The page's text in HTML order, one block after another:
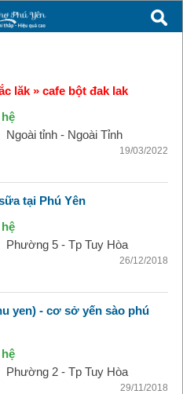
lăk » cafe bột đak lak
Ngoài tỉnh - Ngoài Tỉnh
19/03/2022
tại Phú Yên
Phường 5 - Tp Tuy Hòa
26/12/2018
yen) - cơ sở yến sào phú
Phường 2 - Tp Tuy Hòa
29/11/2018